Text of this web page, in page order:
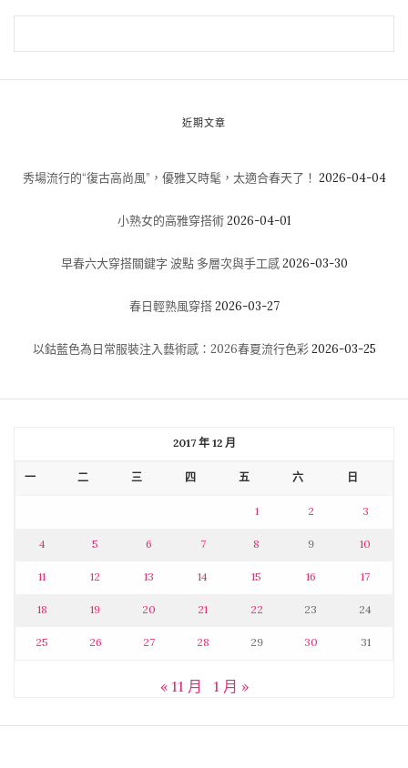
近期文章
秀場流行的“復古高尚風”，優雅又時髦，太適合春天了！ 2026-04-04
小熟女的高雅穿搭術 2026-04-01
早春六大穿搭關鍵字 波點 多層次與手工感 2026-03-30
春日輕熟風穿搭 2026-03-27
以鈷藍色為日常服裝注入藝術感：2026春夏流行色彩 2026-03-25
2017 年 12 月
一 二 三 四 五 六 日
1 2 3
4 5 6 7 8 9 10
11 12 13 14 15 16 17
18 19 20 21 22 23 24
25 26 27 28 29 30 31
« 11 月 1 月 »